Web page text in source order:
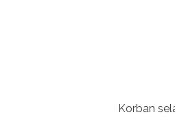
Korban